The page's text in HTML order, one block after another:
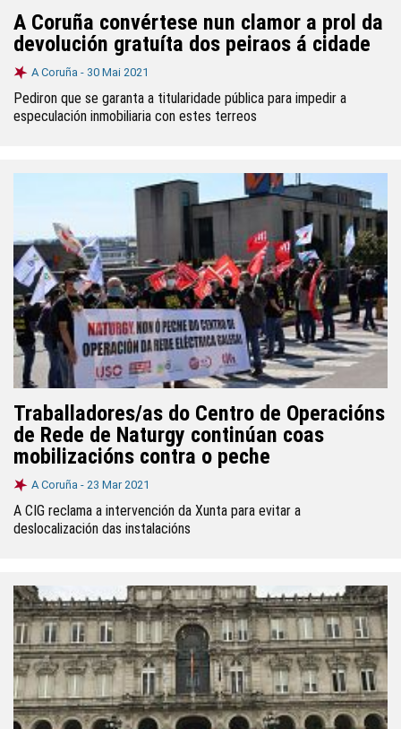
A Coruña convértese nun clamor a prol da
devolución gratuíta dos peiraos á cidade
A Coruña - 30 Mai 2021
Pediron que se garanta a titularidade pública para impedir a
especulación inmobiliaria con estes terreos
Traballadores/as do Centro de Operacións
de Rede de Naturgy continúan coas
mobilizacións contra o peche
A Coruña - 23 Mar 2021
A CIG reclama a intervención da Xunta para evitar a
deslocalización das instalacións